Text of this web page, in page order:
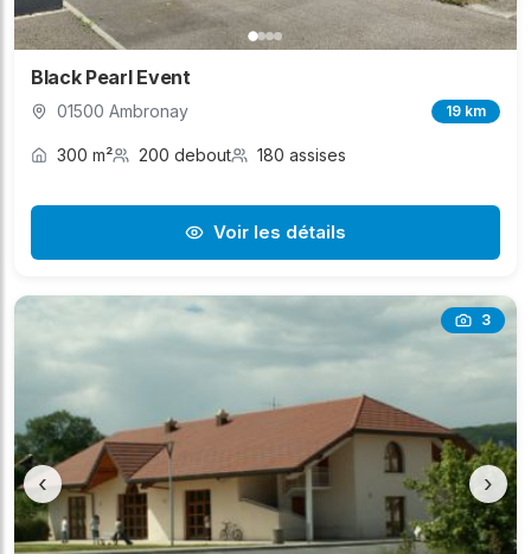
Black Pearl Event
01500 Ambronay 19 km
300 m² 200 debout 180 assises
Voir les détails
3
‹ ›